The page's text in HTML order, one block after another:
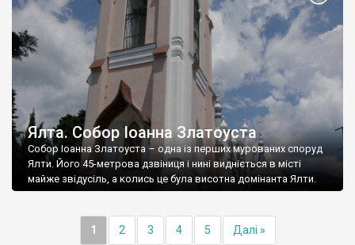
Ялта. Собор Іоанна Златоуста
Собор Іоанна Златоуста – одна із перших мурованих споруд
Ялти. Його 45-метрова дзвіниця і нині видніється в місті
майже звідусіль, а колись це була висотна домінанта Ялти.
1 2 3 4 5 Далі »